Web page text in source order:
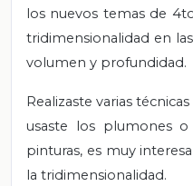
los nuevos temas de
tridimensionalidad en
volumen y profundidad.
Realizaste varias
usaste los plumones
pinturas, es muy
la tridimensionalidad.